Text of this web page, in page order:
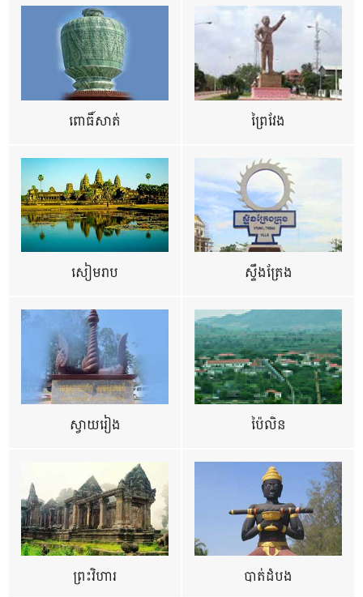
ពោធិ៍សាត់ ព្រៃវែង
សៀមរាប ស្ទឹងត្រែង
ស្វាយរៀង ប៉ៃលិន
ព្រះវិហារ បាត់ដំបង